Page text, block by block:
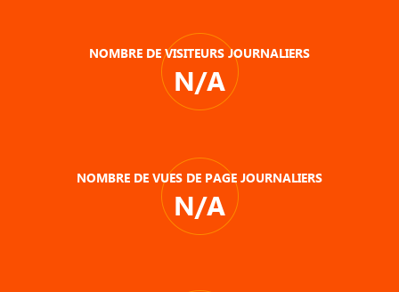
NOMBRE DE VISITEURS JOURNALIERS
N/A
NOMBRE DE VUES DE PAGE JOURNALIERS
N/A